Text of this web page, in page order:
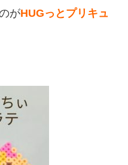
がHUGっとプリキュ